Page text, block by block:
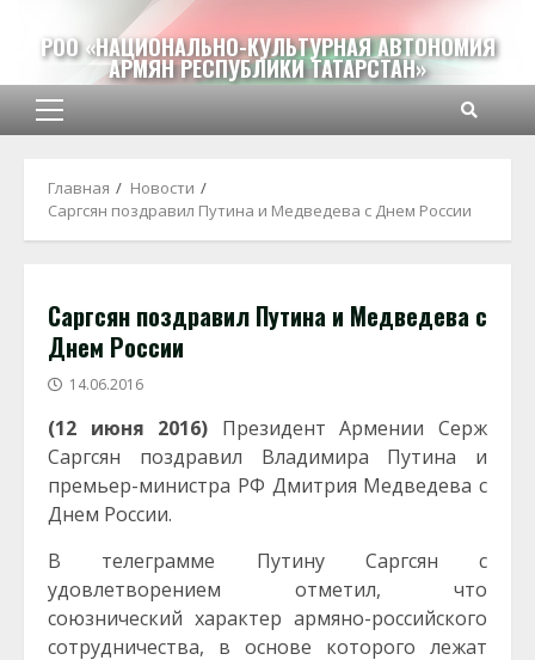
содержимому
РОО «НАЦИОНАЛЬНО-КУЛЬТУРНАЯ АВТОНОМИЯ
АРМЯН РЕСПУБЛИКИ ТАТАРСТАН»
Основное
Главная
Новости
Саргсян поздравил Путина и Медведева с Днем России
Саргсян поздравил Путина и Медведева с
Днем России
14.06.2016
(12 июня 2016) Президент Армении Серж
Саргсян поздравил Владимира Путина и
премьер-министра РФ Дмитрия Медведева с
Днем России.
В телеграмме Путину Саргсян с
удовлетворением отметил, что
союзнический характер армяно-российского
сотрудничества, в основе которого лежат